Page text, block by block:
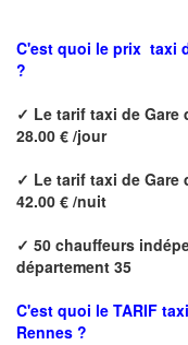
C'est quoi le prix taxi
?
✓ Le tarif taxi de Gare
28.00 € /jour
✓ Le tarif taxi de Gare
42.00 € /nuit
✓ 50 chauffeurs
département 35
C'est quoi le TARIF
Rennes ?